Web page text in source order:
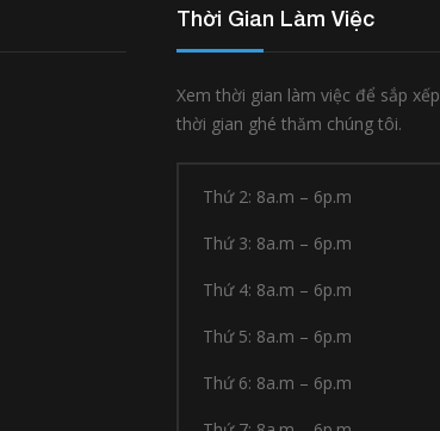
Thời Gian Làm Việc
Xem thời gian làm việc để sắp xếp
thời gian ghé thăm chúng tôi.
Thứ 2: 8a.m – 6p.m
Thứ 3: 8a.m – 6p.m
Thứ 4: 8a.m – 6p.m
Thứ 5: 8a.m – 6p.m
Thứ 6: 8a.m – 6p.m